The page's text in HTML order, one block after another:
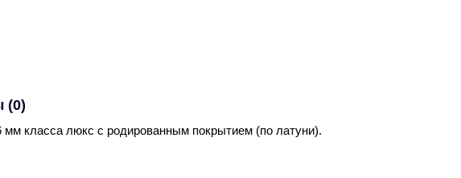
(0)
класса люкс с родированным покрытием (по латуни).